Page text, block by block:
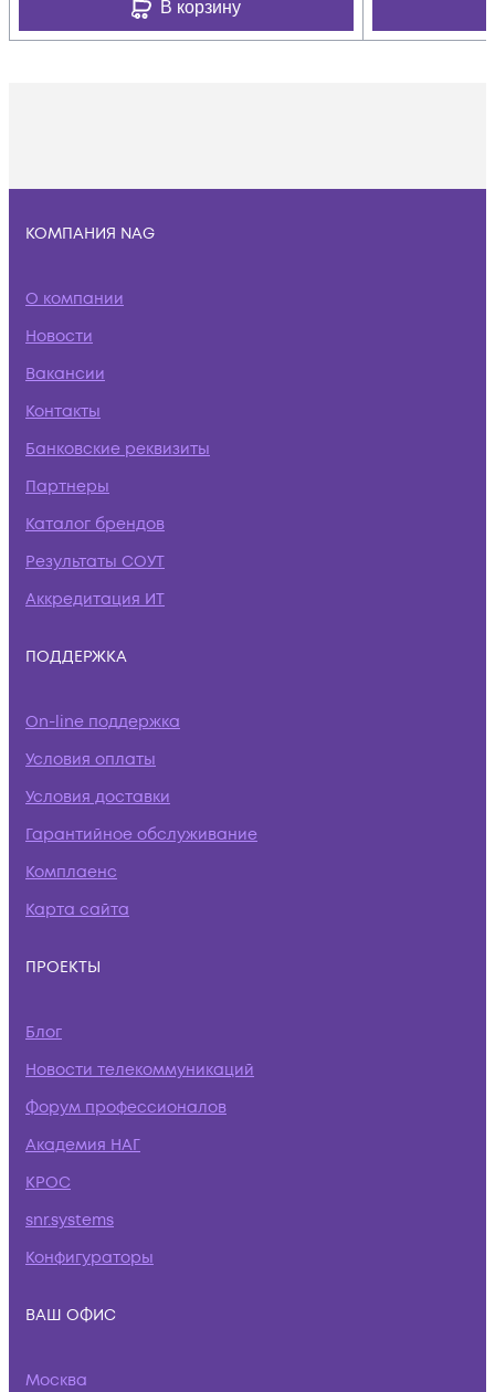
В корзину
КОМПАНИЯ NAG
О компании
Новости
Вакансии
Контакты
Банковские реквизиты
Партнеры
Каталог брендов
Результаты СОУТ
Аккредитация ИТ
ПОДДЕРЖКА
On-line поддержка
Условия оплаты
Условия доставки
Гарантийное обслуживание
Комплаенс
Карта сайта
ПРОЕКТЫ
Блог
Новости телекоммуникаций
Форум профессионалов
Академия НАГ
КРОС
snr.systems
Конфигураторы
ВАШ ОФИС
Москва